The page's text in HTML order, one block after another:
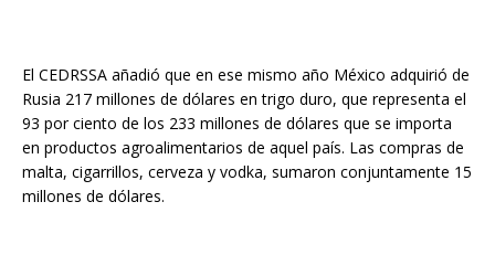
El CEDRSSA añadió que en ese mismo año México adquirió de
Rusia 217 millones de dólares en trigo duro, que representa el
93 por ciento de los 233 millones de dólares que se importa
en productos agroalimentarios de aquel país. Las compras de
malta, cigarrillos, cerveza y vodka, sumaron conjuntamente 15
millones de dólares.